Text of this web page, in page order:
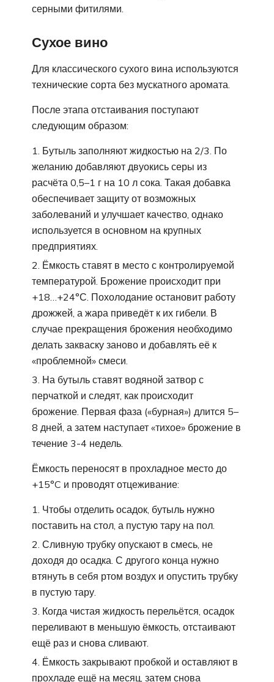
серными фитилями.
Сухое вино
Для классического сухого вина используются
технические сорта без мускатного аромата.
После этапа отстаивания поступают
следующим образом:
Бутыль заполняют жидкостью на 2/3. По
желанию добавляют двуокись серы из
расчёта 0,5–1 г на 10 л сока. Такая добавка
обеспечивает защиту от возможных
заболеваний и улучшает качество, однако
используется в основном на крупных
предприятиях.
Ёмкость ставят в место с контролируемой
температурой. Брожение происходит при
+18…+24°С. Похолодание остановит работу
дрожжей, а жара приведёт к их гибели. В
случае прекращения брожения необходимо
делать закваску заново и добавлять её к
«проблемной» смеси.
На бутыль ставят водяной затвор с
перчаткой и следят, как происходит
брожение. Первая фаза («бурная») длится 5–
8 дней, а затем наступает «тихое» брожение в
течение 3-4 недель.
Ёмкость переносят в прохладное место до
+15°C и проводят отцеживание:
Чтобы отделить осадок, бутыль нужно
поставить на стол, а пустую тару на пол.
Сливную трубку опускают в смесь, не
доходя до осадка. С другого конца нужно
втянуть в себя ртом воздух и опустить трубку
в пустую тару.
Когда чистая жидкость перельётся, осадок
переливают в меньшую ёмкость, отстаивают
ещё раз и снова сливают.
Ёмкость закрывают пробкой и оставляют в
прохладе ещё на месяц, затем снова